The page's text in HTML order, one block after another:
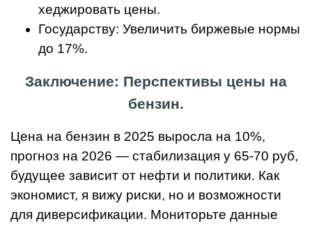
хеджировать цены.
Государству: Увеличить биржевые нормы
до 17%.
Заключение: Перспективы цены на
бензин.
Цена на бензин в 2025 выросла на 10%,
прогноз на 2026 — стабилизация у 65-70 руб,
будущее зависит от нефти и политики. Как
экономист, я вижу риски, но и возможности
для диверсификации. Мониторьте данные